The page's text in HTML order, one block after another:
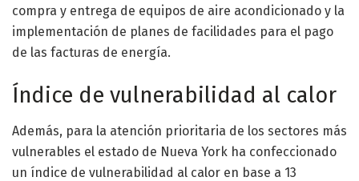
compra y entrega de equipos de aire acondicionado y la
implementación de planes de facilidades para el pago
de las facturas de energía.
Índice de vulnerabilidad al calor
Además, para la atención prioritaria de los sectores más
vulnerables el estado de Nueva York ha confeccionado
un índice de vulnerabilidad al calor en base a 13